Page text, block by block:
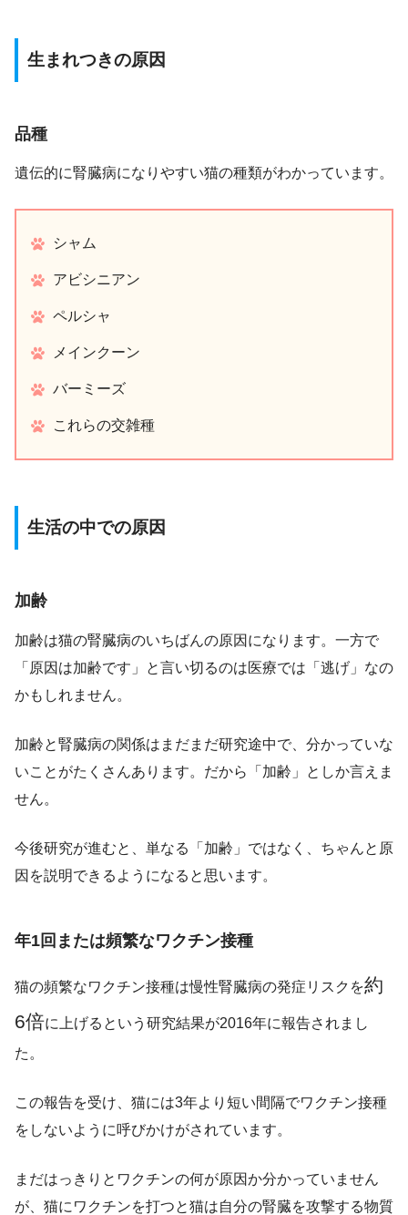
生まれつきの原因
品種
遺伝的に腎臓病になりやすい猫の種類がわかっています。
シャム
アビシニアン
ペルシャ
メインクーン
バーミーズ
これらの交雑種
生活の中での原因
加齢
加齢は猫の腎臓病のいちばんの原因になります。一方で
「原因は加齢です」と言い切るのは医療では「逃げ」なの
かもしれません。
加齢と腎臓病の関係はまだまだ研究途中で、分かっていな
いことがたくさんあります。だから「加齢」としか言えま
せん。
今後研究が進むと、単なる「加齢」ではなく、ちゃんと原
因を説明できるようになると思います。
年1回または頻繁なワクチン接種
猫の頻繁なワクチン接種は慢性腎臓病の発症リスクを約
6倍に上げるという研究結果が2016年に報告されまし
た。
この報告を受け、猫には3年より短い間隔でワクチン接種
をしないように呼びかけがされています。
まだはっきりとワクチンの何が原因か分かっていません
が、猫にワクチンを打つと猫は自分の腎臓を攻撃する物質